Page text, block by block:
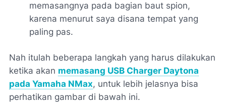
memasangnya pada bagian baut spion,
karena menurut saya disana tempat yang
paling pas.
Nah itulah beberapa langkah yang harus dilakukan
ketika akan memasang USB Charger Daytona
pada Yamaha NMax, untuk lebih jelasnya bisa
perhatikan gambar di bawah ini.